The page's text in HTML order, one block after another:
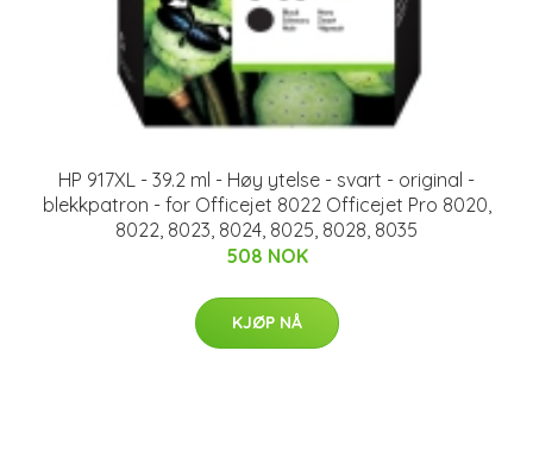
HP 917XL - 39.2 ml - Høy ytelse - svart - original -
blekkpatron - for Officejet 8022 Officejet Pro 8020,
8022, 8023, 8024, 8025, 8028, 8035
508 NOK
KJØP NÅ